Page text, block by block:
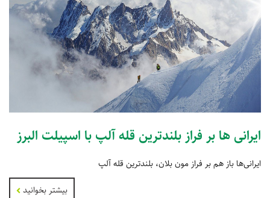
ایرانی ها بر فراز بلندترین قله آلپ با اسپیلت البرز
ایرانی‏‌ها باز هم بر فراز مون بلان، بلندترین قله آلپ
بیشتر بخوانید